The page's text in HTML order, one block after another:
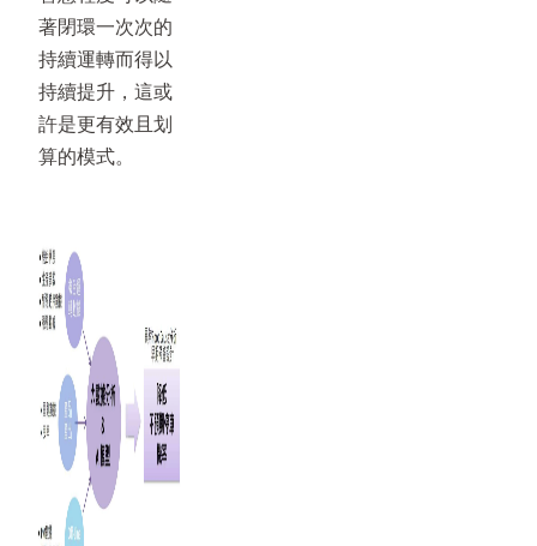
著閉環一次次的
持續運轉而得以
持續提升，這或
許是更有效且划
算的模式。